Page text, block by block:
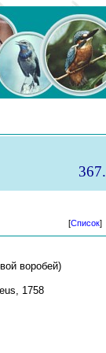
[Список]
воробей)
1758